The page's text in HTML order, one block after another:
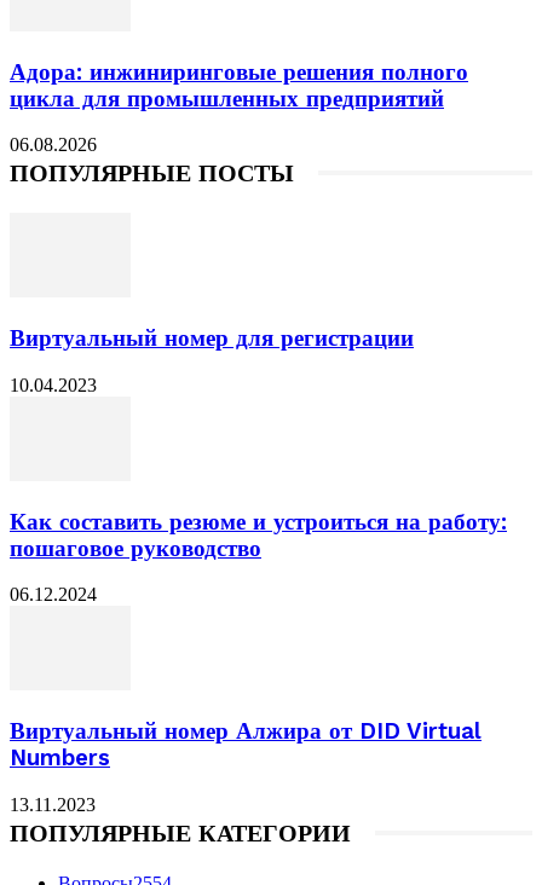
Адора: инжиниринговые решения полного
цикла для промышленных предприятий
06.08.2026
ПОПУЛЯРНЫЕ ПОСТЫ
Виртуальный номер для регистрации
10.04.2023
Как составить резюме и устроиться на работу:
пошаговое руководство
06.12.2024
Виртуальный номер Алжира от DID Virtual
Numbers
13.11.2023
ПОПУЛЯРНЫЕ КАТЕГОРИИ